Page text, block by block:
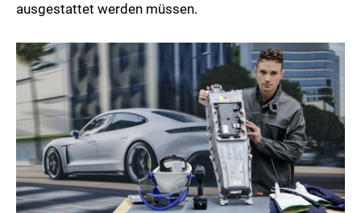
ausgestattet werden müssen.